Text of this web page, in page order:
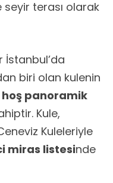
seyir terası olarak
İstanbul’da
biri olan kulenin
hoş panoramik
Kule,
Kuleleriyle
miras listesinde